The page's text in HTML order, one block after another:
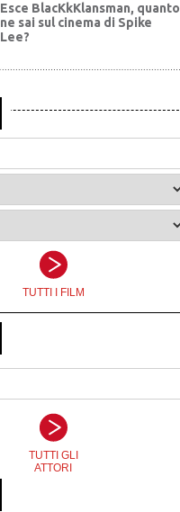
Esce BlacKkKlansman, quanto
ne sai sul cinema di Spike
Lee?